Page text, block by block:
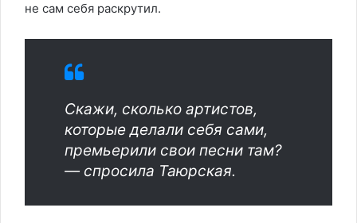
не сам себя раскрутил.
Скажи, сколько артистов,
которые делали себя сами,
премьерили свои песни там?
— спросила Таюрская.